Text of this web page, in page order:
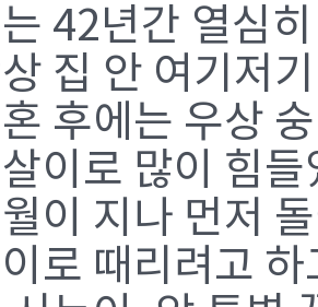
42년간 열심
집 안 여기저
후에는 우상
이로 많이 힘
이 지나 먼저
로 때리려고